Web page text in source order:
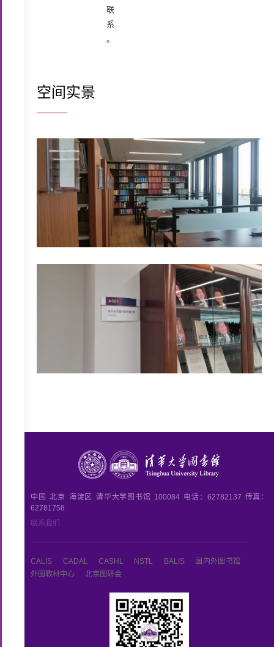
联
系
。
空间实景
中国 北京 海淀区 清华大学图书馆 100084 电话：62782137 传真：
62781758
联系我们
CALIS CADAL CASHL NSTL BALIS
国内外图书馆
外国教材中心
北京图研会